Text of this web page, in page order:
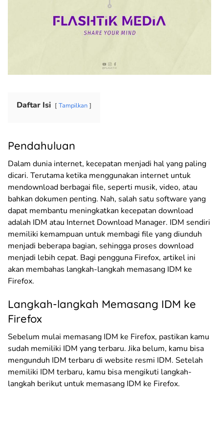
Daftar Isi Tampilkan
Pendahuluan
Dalam dunia internet, kecepatan menjadi hal yang paling
dicari. Terutama ketika menggunakan internet untuk
mendownload berbagai file, seperti musik, video, atau
bahkan dokumen penting. Nah, salah satu software yang
dapat membantu meningkatkan kecepatan download
adalah IDM atau Internet Download Manager. IDM sendiri
memiliki kemampuan untuk membagi file yang diunduh
menjadi beberapa bagian, sehingga proses download
menjadi lebih cepat. Bagi pengguna Firefox, artikel ini
akan membahas langkah-langkah memasang IDM ke
Firefox.
Langkah-langkah Memasang IDM ke
Firefox
Sebelum mulai memasang IDM ke Firefox, pastikan kamu
sudah memiliki IDM yang terbaru. Jika belum, kamu bisa
mengunduh IDM terbaru di website resmi IDM. Setelah
memiliki IDM terbaru, kamu bisa mengikuti langkah-
langkah berikut untuk memasang IDM ke Firefox.